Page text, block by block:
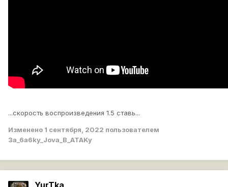
...скорость воспроизведения 1.5 ставь...
Изменено 1 сентября, 2022 пользователем
3a_6a6ky_Jova_B_ATAKy